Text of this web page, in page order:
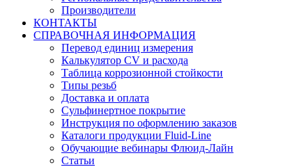
Производители
КОНТАКТЫ
СПРАВОЧНАЯ ИНФОРМАЦИЯ
Перевод единиц измерения
Калькулятор CV и расхода
Таблица коррозионной стойкости
Типы резьб
Доставка и оплата
Сульфинертное покрытие
Инструкция по оформлению заказов
Каталоги продукции Fluid-Line
Обучающие вебинары Флюид-Лайн
Статьи